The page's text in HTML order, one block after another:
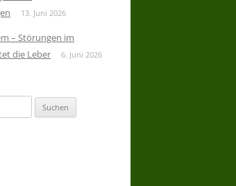
13. Juni 2026
– Störungen im
die Leber
6. Juni 2026